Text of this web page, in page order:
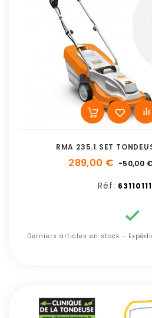
RMA 235.1 SET
289,00 € -50,00 €
Réf:

Derniers articles en stock -